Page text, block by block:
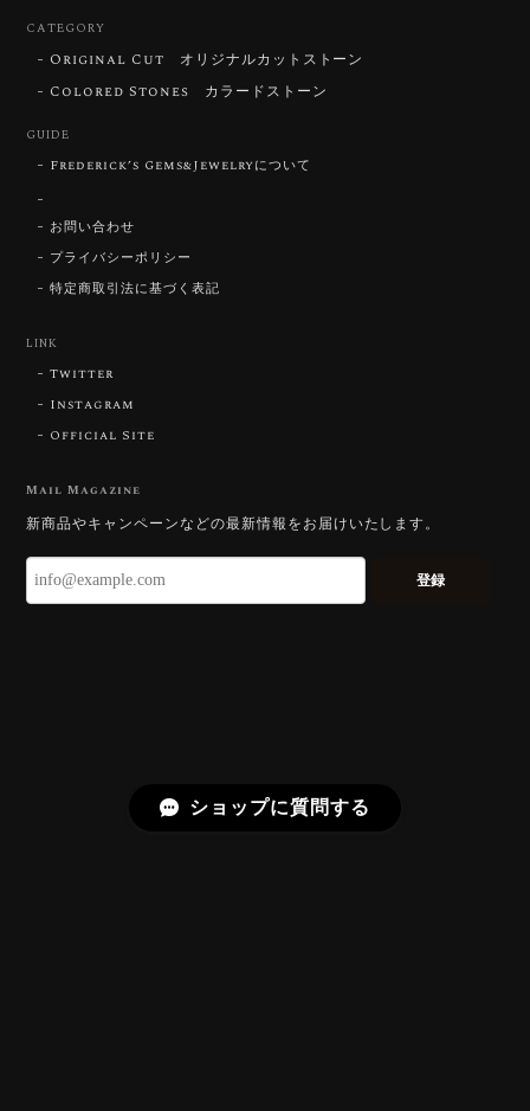
2026/07/30
ずっと待ち望んでいたカットを運よく購入できて嬉し
いです。 ウルウルとギラギラを一度に見ることができ
る不思議なカットだと感じました。強い煌めきだけで
で、そう感じていただけたことがなにより
です。Star Rose Cut™ は中心から外へ広
CATEGORY
Original Cut オリジナルカットストーン
Colored Stones カラードストーン
GUIDE
Frederick’s Gems&Jewelryについて
お問い合わせ
プライバシーポリシー
特定商取引法に基づく表記
LINK
Twitter
Instagram
Official Site
Mail Magazine
新商品やキャンペーンなどの最新情報をお届けいたします。
登録
ショップに質問する